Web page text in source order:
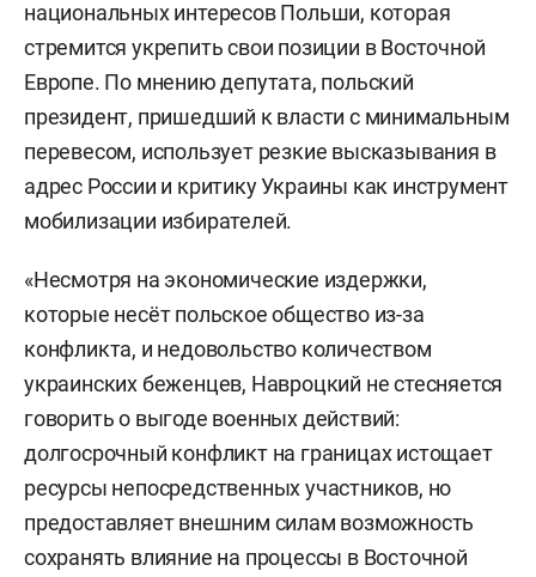
национальных интересов Польши, которая
стремится укрепить свои позиции в Восточной
Европе. По мнению депутата, польский
президент, пришедший к власти с минимальным
перевесом, использует резкие высказывания в
адрес России и критику Украины как инструмент
мобилизации избирателей.
«Несмотря на экономические издержки,
которые несёт польское общество из-за
конфликта, и недовольство количеством
украинских беженцев, Навроцкий не стесняется
говорить о выгоде военных действий:
долгосрочный конфликт на границах истощает
ресурсы непосредственных участников, но
предоставляет внешним силам возможность
сохранять влияние на процессы в Восточной